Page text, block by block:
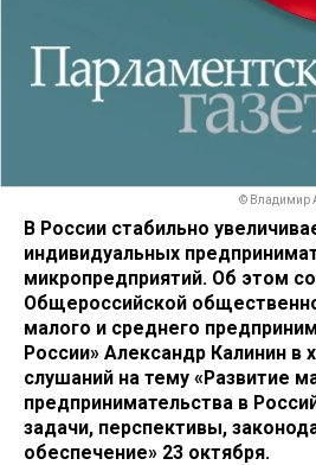
© Владимир
В России стабильно
индивидуальных
микропредприятий. Об этом
Общероссийской
малого и среднего
России» Александр Калинин в
слушаний на тему «Развитие
предпринимательства в
задачи, перспективы,
обеспечение» 23 октября.